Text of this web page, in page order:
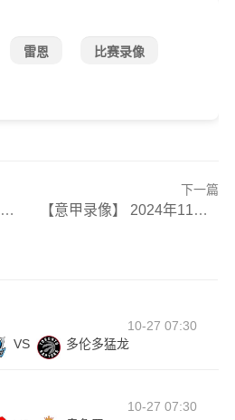
雷恩 比赛录像
下一篇
【意甲录像】 2024年11月24日 卡利亚里vs热那亚
10-27 07:30
VS 多伦多猛龙
10-27 07:30